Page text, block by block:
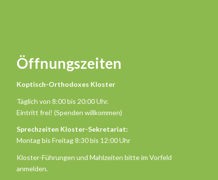
Öffnungszeiten
Koptisch-Orthodoxes Kloster
Täglich von 8:00 bis 20:00 Uhr.
Eintritt frei! (Spenden willkommen)
Sprechzeiten Kloster-Sekretariat:
Montag bis Freitag 8:30 bis 12:00 Uhr
Kloster-Führungen und Mahlzeiten bitte im Vorfeld
anmelden.